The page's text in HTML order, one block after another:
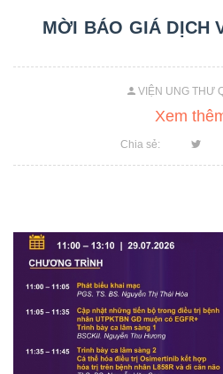
MỜI BÁO GIÁ DỊCH
VIỆN UNG THƯ
Xem
Chia sẻ: